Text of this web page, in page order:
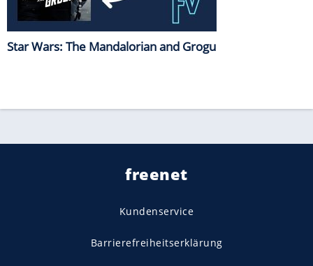
Star Wars: The Mandalorian and Grogu
freenet
Kundenservice
Barrierefreiheitserklärung